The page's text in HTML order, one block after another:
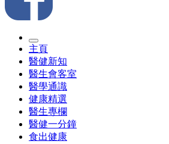
主頁
醫健新知
醫生會客室
醫學通識
健康精選
醫生專欄
醫健一分鐘
食出健康